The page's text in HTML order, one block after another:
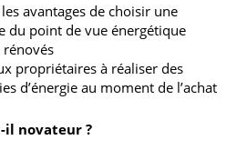
avantages de choisir une
du point de vue énergétique
rénovés
propriétaires à réaliser des
d’énergie au moment de l’achat
il novateur ?